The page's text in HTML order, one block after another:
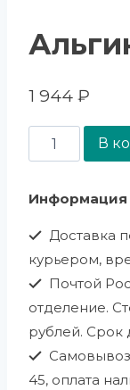
1 944 ₽
В
Информация
Доставка
курьером,
Почтой
отделение.
рублей. Срок
45, оплата